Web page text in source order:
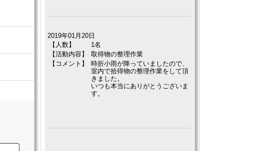
2019年01月20日
【人数】
1名
【活動内容】
取得物の整理作業
【コメント】
時折小雨が降っていましたので、
室内で拾得物の整理作業をして頂
きました。
いつも本当にありがとうございま
す。